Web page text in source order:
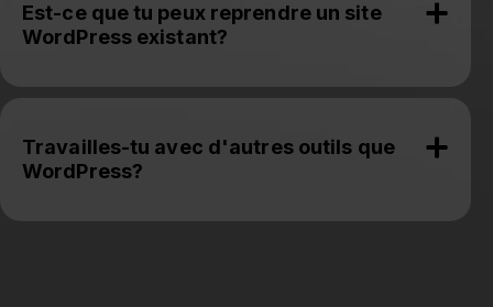
Est-ce que tu peux reprendre un site
WordPress existant?
Travailles-tu avec d'autres outils que
WordPress?